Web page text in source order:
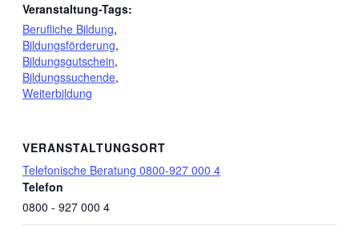
Veranstaltung-Tags:
Berufliche Bildung,
Bildungsförderung,
Bildungsgutschein,
Bildungssuchende,
Weiterbildung
VERANSTALTUNGSORT
Telefonische Beratung 0800-927 000 4
Telefon
0800 - 927 000 4